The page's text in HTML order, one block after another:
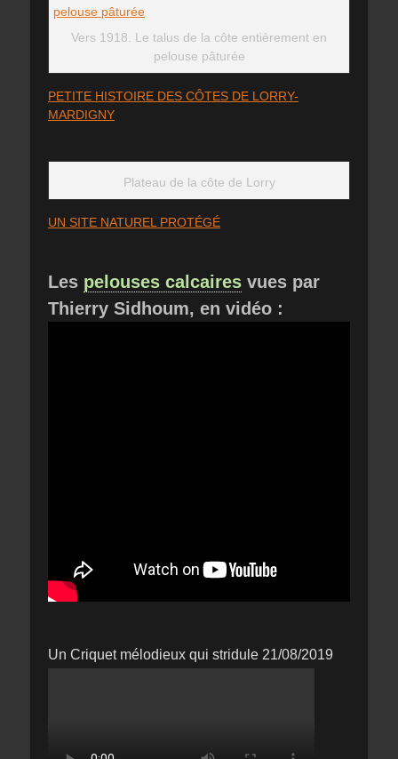
Vers 1918. Le talus de la côte entièrement en
pelouse pâturée
PETITE HISTOIRE DES CÔTES DE LORRY-
MARDIGNY
Plateau de la côte de Lorry
UN SITE NATUREL PROTÉGÉ
Les pelouses calcaires vues par
Thierry Sidhoum, en vidéo :
Un Criquet mélodieux qui stridule 21/08/2019